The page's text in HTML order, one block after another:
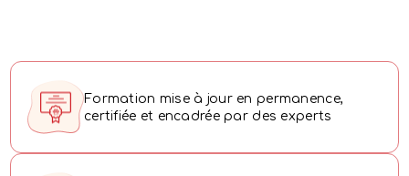
Formation mise à jour en permanence,
certifiée et encadrée par des experts